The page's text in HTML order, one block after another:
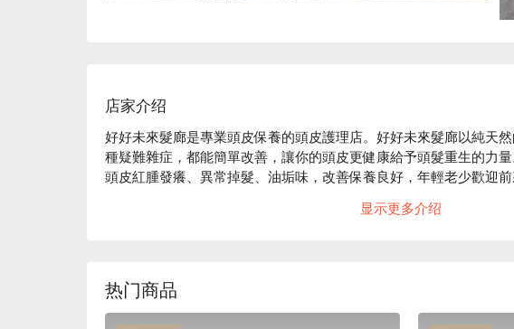
店家介绍
好好未來髮廊是專業頭皮保養的頭皮護理店。好好未來髮廊以純天
種疑難雜症，都能簡單改善，讓你的頭皮更健康給予頭髮重生的力量
頭皮紅腫發癢、異常掉髮、油垢味，改善保養良好，年輕老少歡迎前
好好未來髮廊服務：頭皮深層調理、頭皮調理排酸舒壓等服務。
显示更多介绍
热门商品